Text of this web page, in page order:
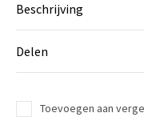
Beschrijving
Delen
Toevoegen aan